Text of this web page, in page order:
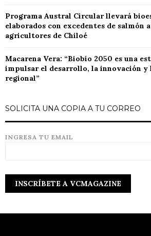
Programa Austral Circular llevará
elaborados con excedentes de salmón
agricultores de Chiloé
Macarena Vera: “Biobío 2050 es una
impulsar el desarrollo, la innovación
regional”
SOLICITA UNA COPIA A TU CORREO
INGRESA TU EMAIL